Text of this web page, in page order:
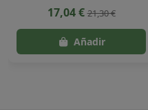
17,04 €21,30 €